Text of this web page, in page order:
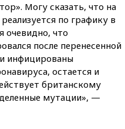
Могу сказать, что на
по графику в
очевидно, что
после перенесенной
инфицированы
остается и
британскому
мутации», —